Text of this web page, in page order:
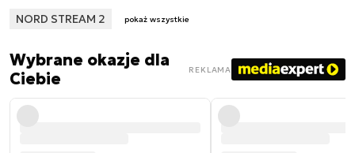
NORD STREAM 2 pokaż wszystkie
Wybrane okazje dla
Ciebie
REKLAMA